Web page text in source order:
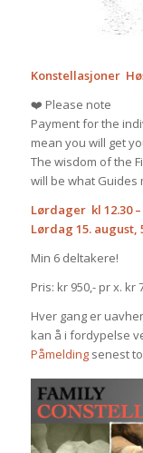
Konstellasjoner
❤️️️ Please note
Payment for the
mean you will get
The wisdom of the
will be what Guides
Lørdager kl 12.30 –
Lørdag 15. august,
Min 6 deltakere!
Pris: kr 950,- pr x.
Hver gang er
kan å i fordypelse
Påmeldingsenest